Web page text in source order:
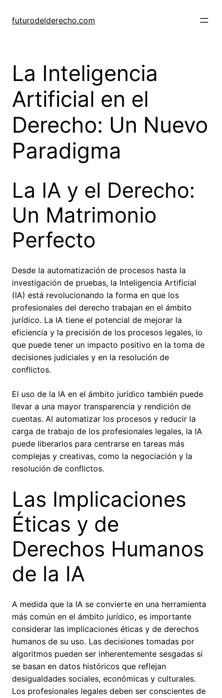
futurodelderecho.com
La Inteligencia
Artificial en el
Derecho: Un Nuevo
Paradigma
La IA y el Derecho:
Un Matrimonio
Perfecto
Desde la automatización de procesos hasta la
investigación de pruebas, la Inteligencia Artificial
(IA) está revolucionando la forma en que los
profesionales del derecho trabajan en el ámbito
jurídico. La IA tiene el potencial de mejorar la
eficiencia y la precisión de los procesos legales, lo
que puede tener un impacto positivo en la toma de
decisiones judiciales y en la resolución de
conflictos.
El uso de la IA en el ámbito jurídico también puede
llevar a una mayor transparencia y rendición de
cuentas. Al automatizar los procesos y reducir la
carga de trabajo de los profesionales legales, la IA
puede liberarlos para centrarse en tareas más
complejas y creativas, como la negociación y la
resolución de conflictos.
Las Implicaciones
Éticas y de
Derechos Humanos
de la IA
A medida que la IA se convierte en una herramienta
más común en el ámbito jurídico, es importante
considerar las implicaciones éticas y de derechos
humanos de su uso. Las decisiones tomadas por
algoritmos pueden ser inherentemente sesgadas si
se basan en datos históricos que reflejan
desigualdades sociales, económicas y culturales.
Los profesionales legales deben ser conscientes de